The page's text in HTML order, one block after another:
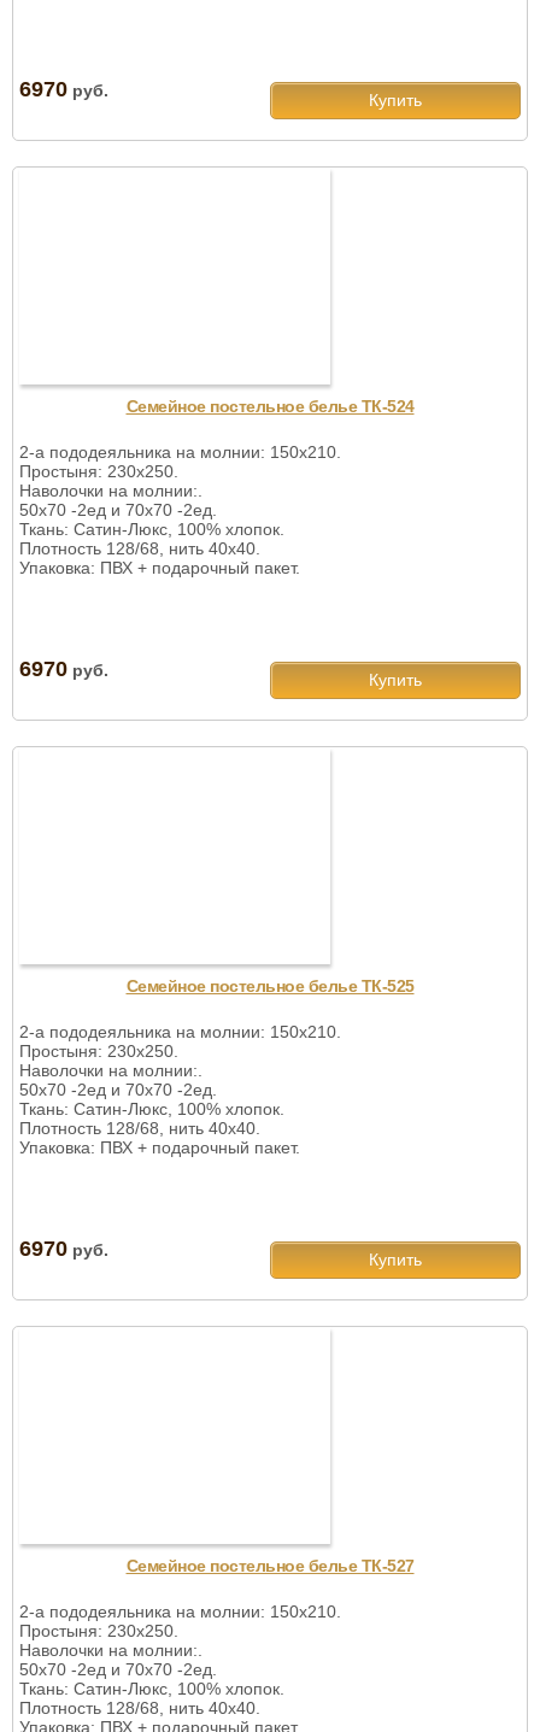
6970 руб. Купить
Семейное постельное белье ТК-524
2-а пододеяльника на молнии: 150х210.
Простыня: 230х250.
Наволочки на молнии:.
50х70 -2ед и 70х70 -2ед.
Ткань: Сатин-Люкс, 100% хлопок.
Плотность 128/68, нить 40х40.
Упаковка: ПВХ + подарочный пакет.
6970 руб. Купить
Семейное постельное белье ТК-525
2-а пододеяльника на молнии: 150х210.
Простыня: 230х250.
Наволочки на молнии:.
50х70 -2ед и 70х70 -2ед.
Ткань: Сатин-Люкс, 100% хлопок.
Плотность 128/68, нить 40х40.
Упаковка: ПВХ + подарочный пакет.
6970 руб. Купить
Семейное постельное белье ТК-527
2-а пододеяльника на молнии: 150х210.
Простыня: 230х250.
Наволочки на молнии:.
50х70 -2ед и 70х70 -2ед.
Ткань: Сатин-Люкс, 100% хлопок.
Плотность 128/68, нить 40х40.
Упаковка: ПВХ + подарочный пакет.